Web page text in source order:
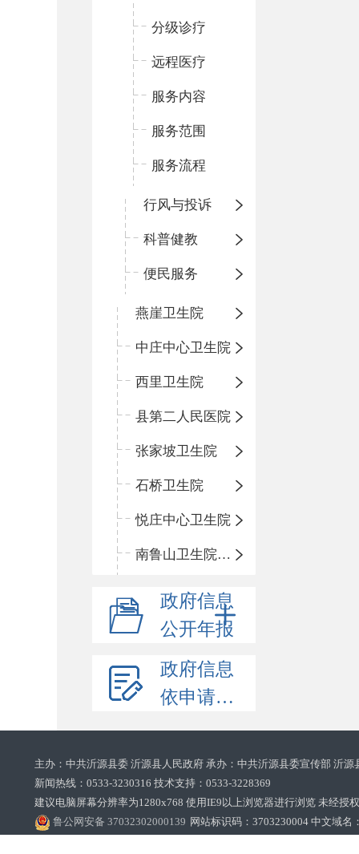
分级诊疗
远程医疗
服务内容
服务范围
服务流程
行风与投诉
科普健教
便民服务
燕崖卫生院
中庄中心卫生院
西里卫生院
县第二人民医院
张家坡卫生院
石桥卫生院
悦庄中心卫生院
南鲁山卫生院三岔分院
政府信息
公开年报
政府信息
依申请公开
主办：中共沂源县委 沂源县人民政府 承办：中共沂源县委宣传部 沂
新闻热线：0533-3230316 技术支持：0533-3228369‌‌
建议电脑屏幕分辨率为1280x768 使用IE9以上浏览器进行浏览 未经授
鲁公网安备 37032302000139 网站标识码：3703230004 中文域名